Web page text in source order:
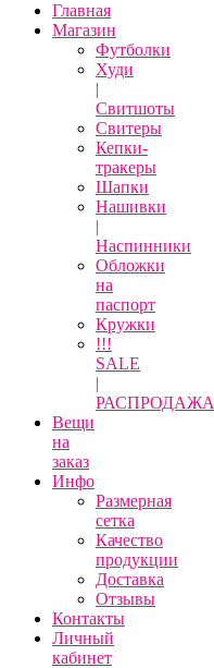
Главная
Магазин
Футболки
Худи
|
Свитшоты
Свитеры
Кепки-
тракеры
Шапки
Нашивки
|
Наспинники
Обложки
на
паспорт
Кружки
!!!
SALE
|
РАСПРОДАЖА
Вещи
на
заказ
Инфо
Размерная
сетка
Качество
продукции
Доставка
Отзывы
Контакты
Личный
кабинет